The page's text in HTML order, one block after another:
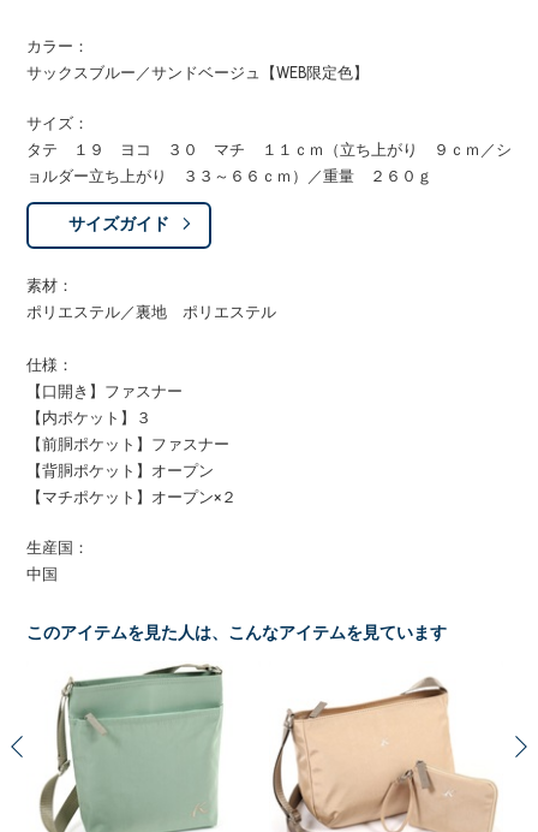
カラー：
サックスブルー／サンドベージュ【WEB限定色】
サイズ：
タテ １９ ヨコ ３０ マチ １１ｃｍ（立ち上がり ９ｃｍ／シ
ョルダー立ち上がり ３３～６６ｃｍ）／重量 ２６０ｇ
サイズガイド
素材：
ポリエステル／裏地 ポリエステル
仕様：
【口開き】ファスナー
【内ポケット】３
【前胴ポケット】ファスナー
【背胴ポケット】オープン
【マチポケット】オープン×２
生産国：
中国
このアイテムを見た人は、こんなアイテムを見ています